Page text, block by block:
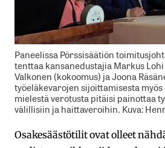
Paneelissa Pörssisäätiön
tenttaa kansanedustajia Markus
Valkonen (kokoomus) ja Joona
työeläkevarojen sijoittamisesta myös
mielestä verotusta pitäisi painottaa
välillisiin ja haittaveroihin. Kuva:
Osakesäästötilit ovat olleet